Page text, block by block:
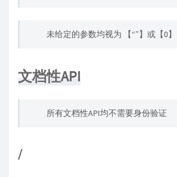
未给定的参数均视为 【“”】或【0】
文档性API
所有文档性API均不需要身份验证
/